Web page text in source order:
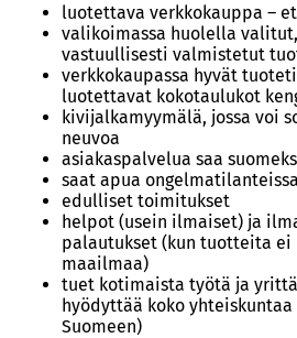
luotettava verkkokauppa –
valikoimassa huolella
vastuullisesti valmistetut
verkkokaupassa hyvät
luotettavat kokotaulukot
kivijalkamyymälä, jossa voi
neuvoa
asiakaspalvelua saa
saat apua ongelmatilanteissa
edulliset toimitukset
helpot (usein ilmaiset) ja
palautukset (kun tuotteita
maailmaa)
tuet kotimaista työtä ja
hyödyttää koko
Suomeen)